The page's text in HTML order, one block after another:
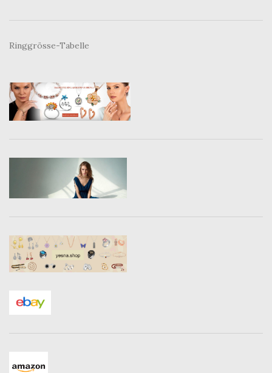
Ringgrösse-Tabelle